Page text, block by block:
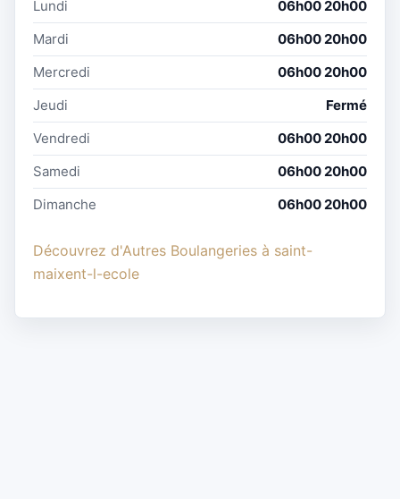
Lundi
06h00 20h00
Mardi
06h00 20h00
Mercredi
06h00 20h00
Jeudi
Fermé
Vendredi
06h00 20h00
Samedi
06h00 20h00
Dimanche
06h00 20h00
Découvrez d'Autres Boulangeries à saint-
maixent-l-ecole